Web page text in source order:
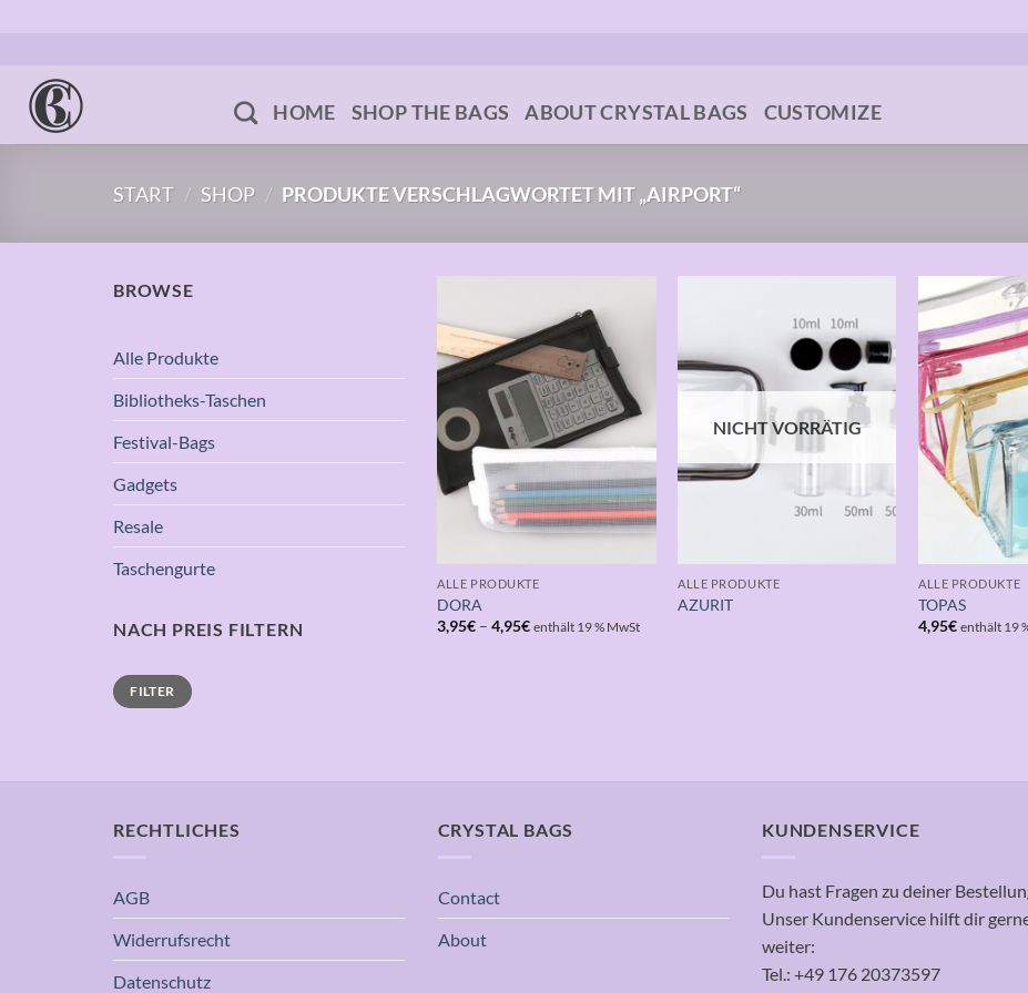
springen
HOME SHOP THE BAGS ABOUT CRYSTAL BAGS CUSTOMIZE
START / SHOP / PRODUKTE VERSCHLAGWORTET MIT „AIRPORT“
BROWSE
Alle Produkte
Bibliotheks-Taschen
Festival-Bags
Gadgets
Resale
Taschengurte
NACH PREIS FILTERN
Min.
Preis
Max.
PreisFILTER
Auf die
Wunschliste
ALLE PRODUKTE
DORA
3,95€ –4,95€Preisspanne:
enthält 19 % MwSt
Auf die
Wunschliste
NICHT VORRÄTIG
ALLE PRODUKTE
AZURIT
ALLE PRODUKTE
TOPAS
4,95€ enthält 19
RECHTLICHES
AGB
Widerrufsrecht
Datenschutz
CRYSTAL BAGS
Contact
About
KUNDENSERVICE
Du hast Fragen zu deiner
Unser Kundenservice hilft dir
weiter:
Tel.: +49 176 20373597